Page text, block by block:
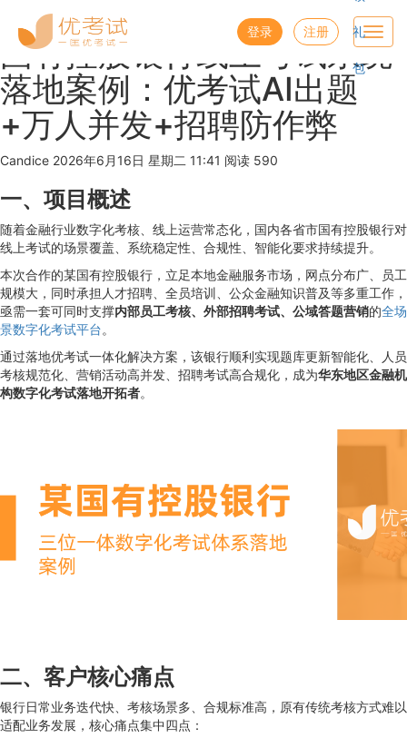
登录 注册 礼
包
国有控股银行线上考试系统
落地案例：优考试AI出题
+万人并发+招聘防作弊
Candice 2026年6月16日 星期二 11:41 阅读 590
一、项目概述
随着金融行业数字化考核、线上运营常态化，国内各省市国有控股银行对
线上考试的场景覆盖、系统稳定性、合规性、智能化要求持续提升。
本次合作的某国有控股银行，立足本地金融服务市场，网点分布广、员工
规模大，同时承担人才招聘、全员培训、公众金融知识普及等多重工作，
亟需一套可同时支撑内部员工考核、外部招聘考试、公域答题营销的全场
景数字化考试平台。
通过落地优考试一体化解决方案，该银行顺利实现题库更新智能化、人员
考核规范化、营销活动高并发、招聘考试高合规化，成为华东地区金融机
构数字化考试落地开拓者。
二、客户核心痛点
银行日常业务迭代快、考核场景多、合规标准高，原有传统考核方式难以
适配业务发展，核心痛点集中四点：